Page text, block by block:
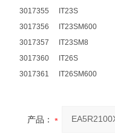
3017355
IT23S
3017356
IT23SM600
3017357
IT23SM8
3017360
IT26S
3017361 IT26SM600
产品：